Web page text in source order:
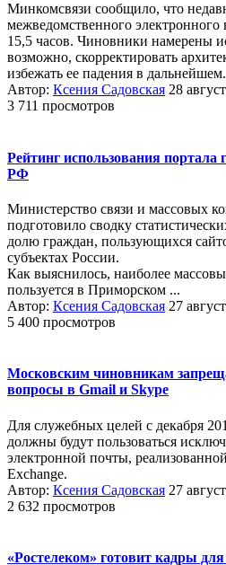
Минкомсвязи сообщило, что
межведомственного электронного
15,5 часов. Чиновники намерены
возможно, скорректировать
избежать ее падения в дальнейшем.
Автор: Ксения Садовская 28
3 711 просмотров
Рейтинг использования портала
РФ
Министерство связи и массовых
подготовило сводку
долю граждан, пользующихся
субъектах России.
Как выяснилось, наиболее
пользуется в Приморском ...
Автор: Ксения Садовская 27
5 400 просмотров
Московским чиновникам
вопросы в Gmail и Skype
Для служебных целей с декабря
должны будут пользоваться
электронной почты,
Exchange.
Автор: Ксения Садовская 27
2 632 просмотров
«Ростелеком» готовит кадры